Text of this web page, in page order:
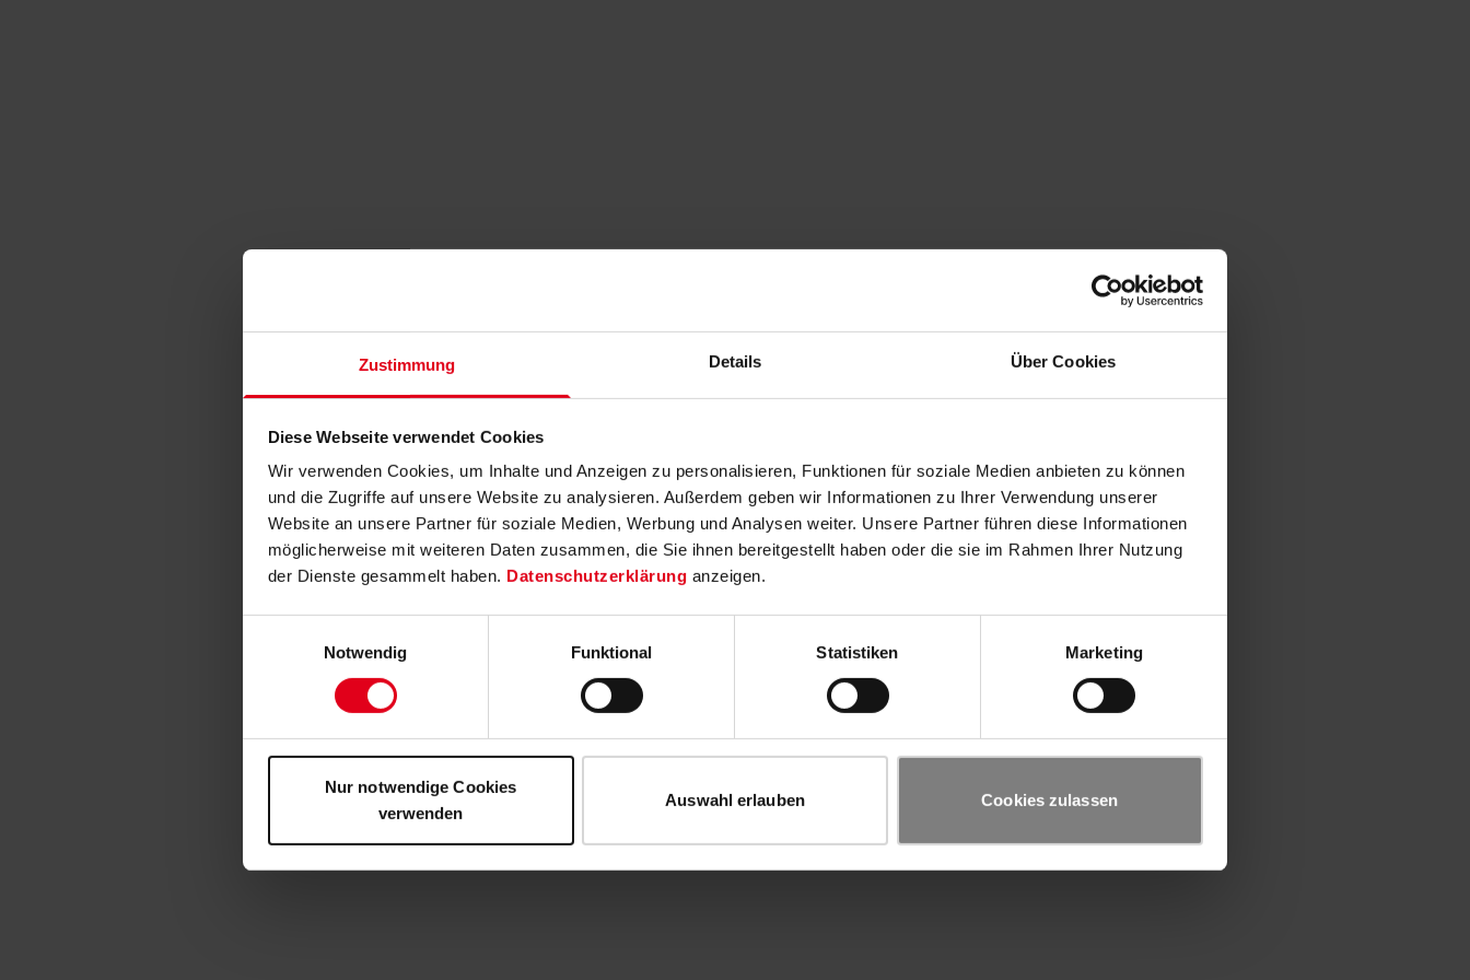
Zustimmung Details Über Cookies
Diese Webseite verwendet Cookies
Wir verwenden Cookies, um Inhalte und Anzeigen zu personalisieren, Funktionen für soziale Medien anbieten zu können
und die Zugriffe auf unsere Website zu analysieren. Außerdem geben wir Informationen zu Ihrer Verwendung unserer
Website an unsere Partner für soziale Medien, Werbung und Analysen weiter. Unsere Partner führen diese Informationen
möglicherweise mit weiteren Daten zusammen, die Sie ihnen bereitgestellt haben oder die sie im Rahmen Ihrer Nutzung
der Dienste gesammelt haben. Datenschutzerklärung anzeigen.
Notwendig
Funktional Statistiken Marketing
Nur notwendige Cookies
verwenden
Auswahl erlauben Cookies zulassen